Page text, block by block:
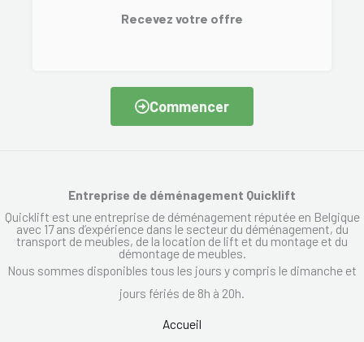
Recevez votre offre
Commencer
Entreprise de déménagement Quicklift
Quicklift est une entreprise de déménagement réputée en Belgique
avec 17 ans d’expérience dans le secteur du déménagement, du
transport de meubles, de la location de lift et du montage et du
démontage de meubles.
Nous sommes disponibles tous les jours y compris le dimanche et
jours fériés de 8h à 20h.
Accueil